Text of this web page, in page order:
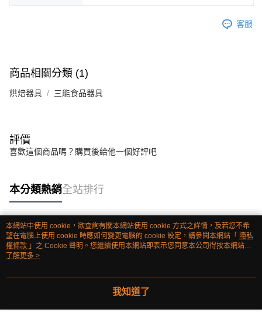
客服
商品相關分類 (1)
烘焙器具 三能食品器具
評價
喜歡這個商品嗎？購買後給他一個好評吧
本分類熱銷全站排行
熱門標籤
本網站中使用 cookie，欲查詢有關本網站使用 cookie 方式之詳情，及若您不希
望在電腦上使用 cookie 時應如何變更電腦的 cookie 設定，請參閱本網站「 隱私
權條款 」之 Cookie 聲明。您繼續使用本網站即表示您同意本公司得按本網站使
用條款之 Cookie 聲明使用 cookie。
了解更多 >
我知道了